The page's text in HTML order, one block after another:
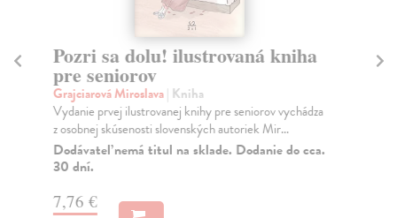
Pozri sa dolu! ilustrovaná kniha
pre seniorov
Grajciarová Miroslava| Kniha
Vydanie prvej ilustrovanej knihy pre seniorov vychádza
z osobnej skúsenosti slovenských autoriek Mir...
Dodávateľ nemá titul na sklade. Dodanie do cca.
30 dní.
7,76 €